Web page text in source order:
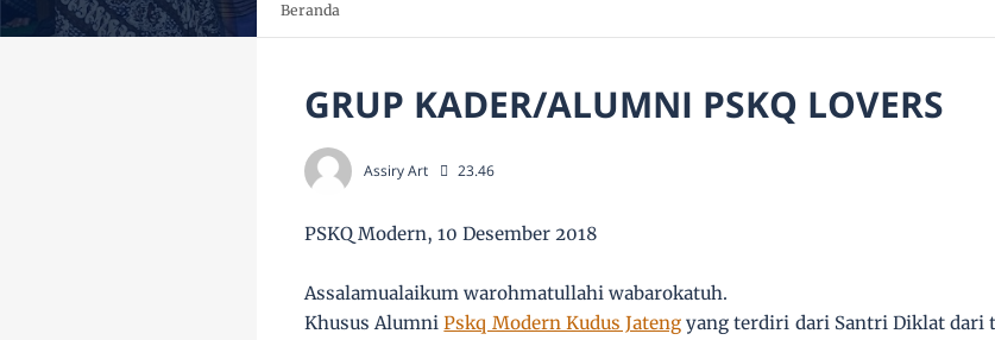
Beranda
GRUP KADER/ALUMNI PSKQ LOVERS
Assiry Art 23.46
PSKQ Modern, 10 Desember 2018
Assalamualaikum warohmatullahi wabarokatuh.
Khusus AlumniPskq Modern Kudus Jatengyang terdiri dari Santri Diklat dari